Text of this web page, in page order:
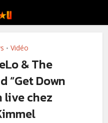
• Vidéo
& The
“Get Down
live chez